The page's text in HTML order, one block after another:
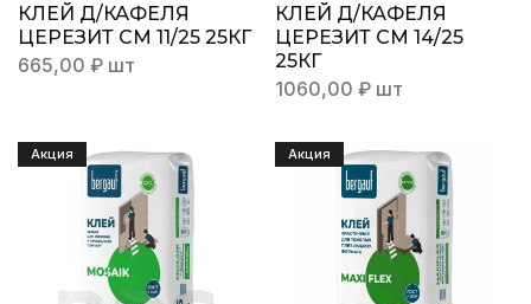
КЛЕЙ Д/КАФЕЛЯ
ЦЕРЕЗИТ СМ 11/25 25КГ
665,00 ₽ шт
КЛЕЙ Д/КАФЕЛЯ
ЦЕРЕЗИТ СМ 14/25
25КГ
1060,00 ₽ шт
Акция Акция